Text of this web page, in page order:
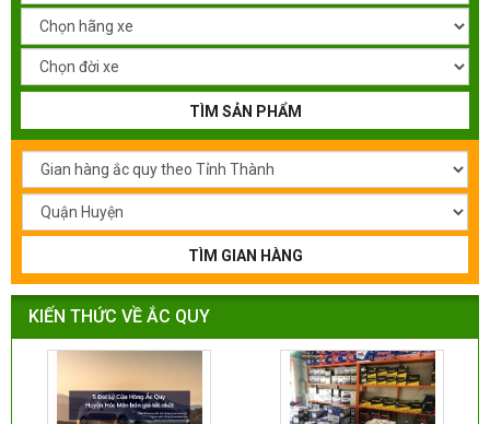
TÌM SẢN PHẨM
TÌM GIAN HÀNG
KIẾN THỨC VỀ ẮC QUY